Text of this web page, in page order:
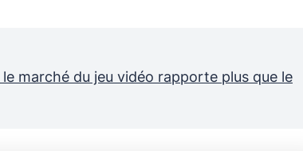
marché du jeu vidéo rapporte plus que le